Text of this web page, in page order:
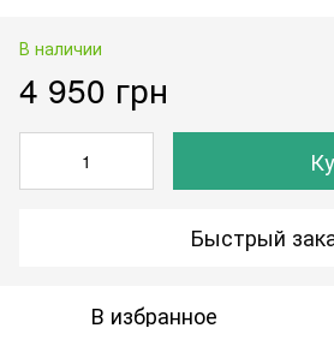
В наличии
4 950 грн
Быстрый
В избранное